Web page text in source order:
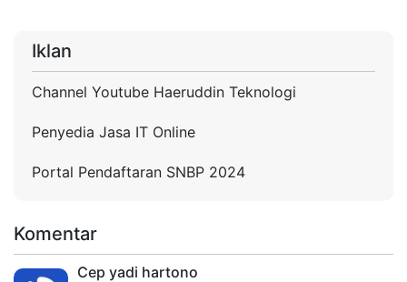
Iklan
Channel Youtube Haeruddin Teknologi
Penyedia Jasa IT Online
Portal Pendaftaran SNBP 2024
Komentar
Cep yadi hartono